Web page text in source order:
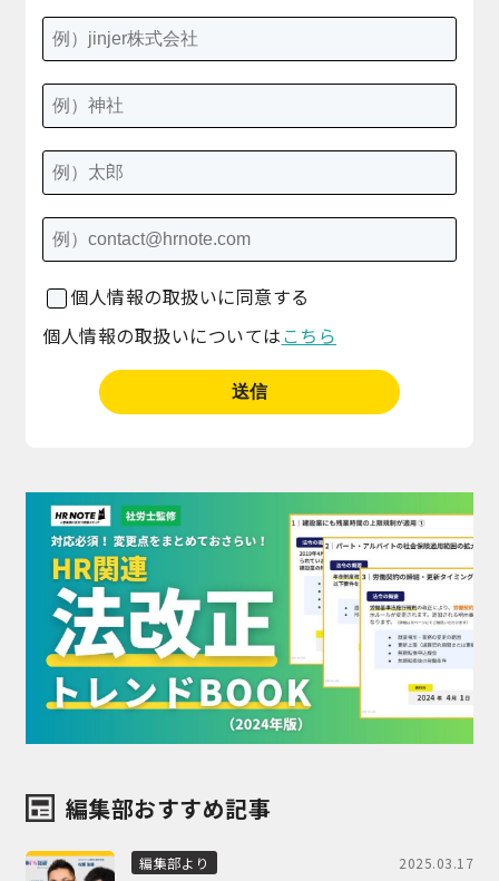
個人情報の取扱いに同意する
個人情報の取扱いについては こちら
編集部おすすめ記事
編集部より 2025.03.17